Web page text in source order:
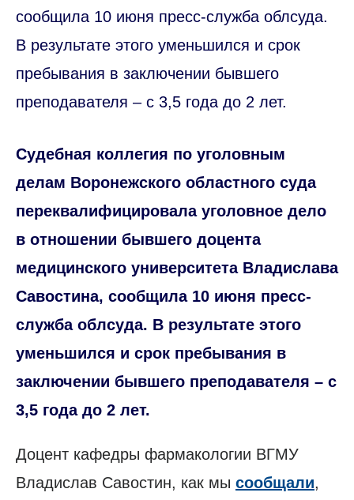
сообщила 10 июня пресс-служба облсуда.
В результате этого уменьшился и срок
пребывания в заключении бывшего
преподавателя – с 3,5 года до 2 лет.
Судебная коллегия по уголовным
делам Воронежского областного суда
переквалифицировала уголовное дело
в отношении бывшего доцента
медицинского университета Владислава
Савостина, сообщила 10 июня пресс-
служба облсуда. В результате этого
уменьшился и срок пребывания в
заключении бывшего преподавателя – с
3,5 года до 2 лет.
Доцент кафедры фармакологии ВГМУ
Владислав Савостин, как мы сообщали,